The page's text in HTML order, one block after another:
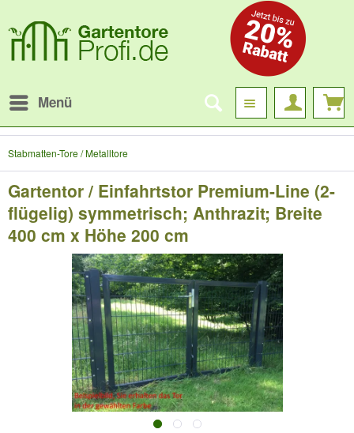
Menü
Stabmatten-Tore / Metalltore
Gartentor / Einfahrtstor Premium-Line (2-
flügelig) symmetrisch; Anthrazit; Breite
400 cm x Höhe 200 cm